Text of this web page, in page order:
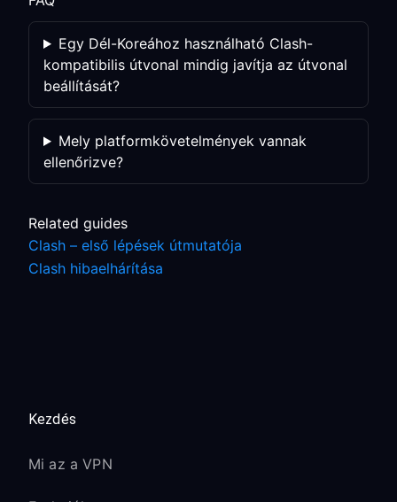
Egy Dél-Koreához használható Clash-
kompatibilis útvonal mindig javítja az útvonal
beállítását?
Mely platformkövetelmények vannak
ellenőrizve?
Related guides
Clash – első lépések útmutatója
Clash hibaelhárítása
Kezdés
Mi az a VPN